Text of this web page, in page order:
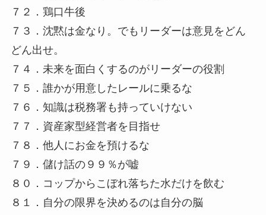
７２．鶏口牛後
７３．沈黙は金なり。でもリーダーは意見をどん
どん出せ。
７４．未来を面白くするのがリーダーの役割
７５．誰かが用意したレールに乗るな
７６．知識は税務署も持っていけない
７７．資産家型経営者を目指せ
７８．他人にお金を預けるな
７９．儲け話の９９％が嘘
８０．コップからこぼれ落ちた水だけを飲む
８１．自分の限界を決めるのは自分の脳